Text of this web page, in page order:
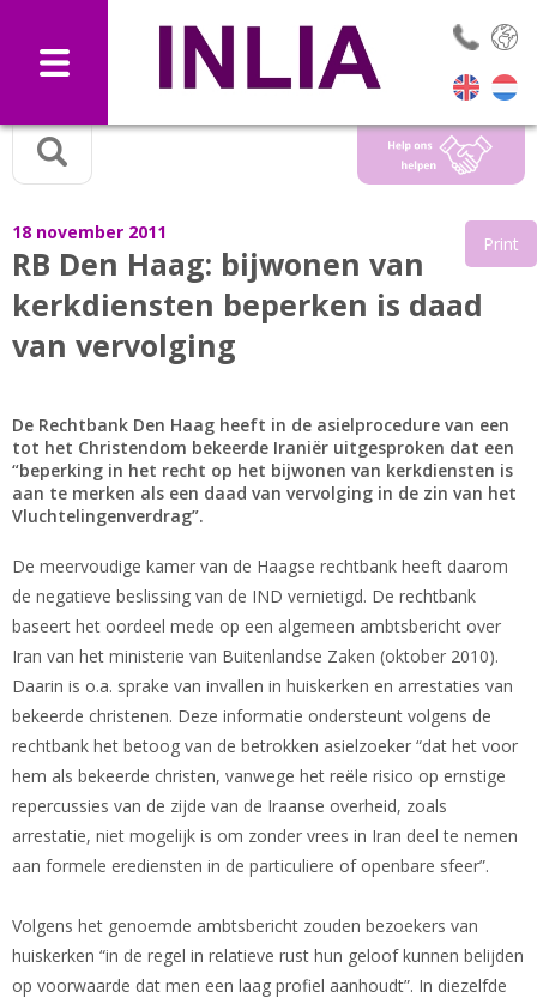
18 november 2011
RB Den Haag: bijwonen van
kerkdiensten beperken is daad
van vervolging
Print
De Rechtbank Den Haag heeft in de asielprocedure van een
tot het Christendom bekeerde Iraniër uitgesproken dat een
“beperking in het recht op het bijwonen van kerkdiensten is
aan te merken als een daad van vervolging in de zin van het
Vluchtelingenverdrag”.
De meervoudige kamer van de Haagse rechtbank heeft daarom
de negatieve beslissing van de IND vernietigd. De rechtbank
baseert het oordeel mede op een algemeen ambtsbericht over
Iran van het ministerie van Buitenlandse Zaken (oktober 2010).
Daarin is o.a. sprake van invallen in huiskerken en arrestaties van
bekeerde christenen. Deze informatie ondersteunt volgens de
rechtbank het betoog van de betrokken asielzoeker “dat het voor
hem als bekeerde christen, vanwege het reële risico op ernstige
repercussies van de zijde van de Iraanse overheid, zoals
arrestatie, niet mogelijk is om zonder vrees in Iran deel te nemen
aan formele erediensten in de particuliere of openbare sfeer”.
Volgens het genoemde ambtsbericht zouden bezoekers van
huiskerken “in de regel in relatieve rust hun geloof kunnen belijden
op voorwaarde dat men een laag profiel aanhoudt”. In diezelfde